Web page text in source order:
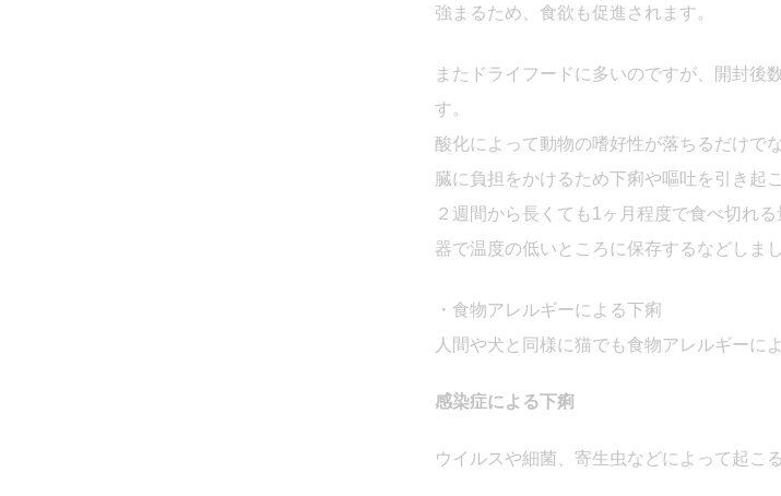
強まるため、食欲も促進されます。
またドライフードに多いのですが、開封後
す。
酸化によって動物の嗜好性が落ちるだけで
臓に負担をかけるため下痢や嘔吐を引き起
２週間から長くても1ヶ月程度で食べ切れ
器で温度の低いところに保存するなどしまし
・食物アレルギーによる下痢
人間や犬と同様に猫でも食物アレルギーに
感染症による下痢
ウイルスや細菌、寄生虫などによって起こ